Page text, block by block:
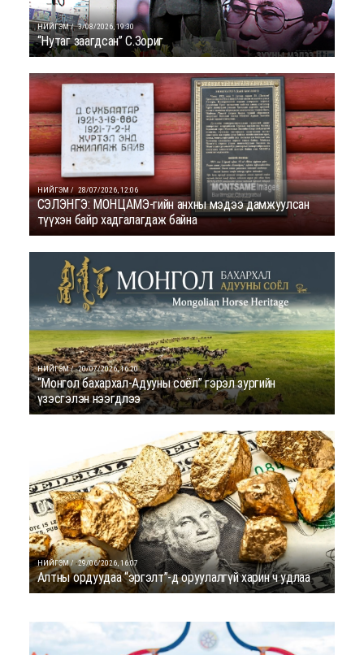
НИЙГЭМ / 3/08/2026, 19:30
“Нутаг заагдсан” С.Зориг
НИЙГЭМ / 28/07/2026, 12:06
СЭЛЭНГЭ: МОНЦАМЭ-гийн анхны мэдээ дамжуулсан
түүхэн байр хадгалагдаж байна
НИЙГЭМ / 20/07/2026, 16:20
“Монгол бахархал-Адууны соёл” гэрэл зургийн
үзэсгэлэн нээгдлээ
НИЙГЭМ / 29/06/2026, 16:07
Алтны ордуудаа “эргэлт”-д оруулалгүй харин ч удлаа